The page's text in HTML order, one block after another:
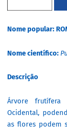
Nome popular:
Nome científico:
Descrição
Árvore
Ocidental,
as flores podem